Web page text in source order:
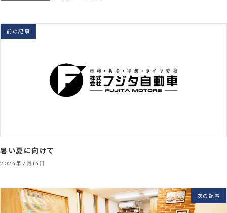
前の記事
暑い夏に向けて
2024年7月14日
次の記事